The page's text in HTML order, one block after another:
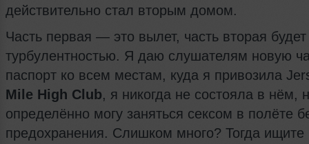
действительно стал вторым домом.
Часть первая — это вылет, часть вторая будет
турбулентностью. Я даю слушателям новую
паспорт ко всем местам, куда я привозила
Mile High Club, я никогда не состояла в нём,
определённо могу заняться сексом в полёте
предохранения. Слишком много? Тогда ищите